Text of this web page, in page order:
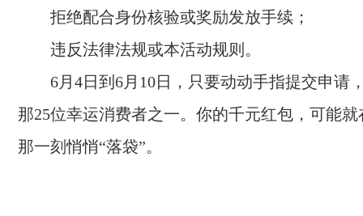
拒绝配合身份核验或奖励发放手续；
违反法律法规或本活动规则。
6月4日到6月10日，只要动动手指提交申请
那25位幸运消费者之一。你的千元红包，可能
那一刻悄悄“落袋”。